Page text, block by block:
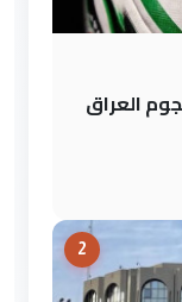
دوري نجوم العراق
2